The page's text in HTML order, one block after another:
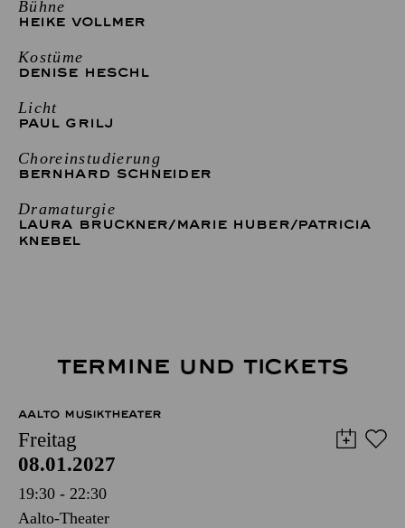
Bühne
HEIKE VOLLMER
Kostüme
DENISE HESCHL
Licht
PAUL GRILJ
Choreinstudierung
BERNHARD SCHNEIDER
Dramaturgie
LAURA BRUCKNER/MARIE HUBER/PATRICIA
KNEBEL
TERMINE UND TICKETS
AALTO MUSIKTHEATER
Freitag
08.01.2027
19:30 - 22:30
Aalto-Theater